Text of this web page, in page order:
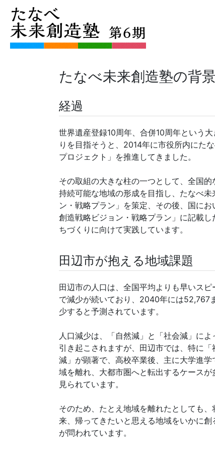
たなべ未来創造塾の背景
経過
世界遺産登録10周年、合併10周年という
りを目指そうと、2014年に市役所内にた
プロジェクト」を推進してきました。
その取組の大きな柱の一つとして、全国
持続可能な地域の形成を目指し、たなべ
ン・戦略プラン」を策定、その後、国に
創造戦略ビジョン・戦略プラン」に記載
ちづくりに向けて実践しています。
田辺市が抱える地域課題
田辺市の人口は、全国平均よりも早いスピ
で減少が続いており、2040年には52,767
少すると予測されています。
人口減少は、「自然減」と「社会減」によ
引き起こされますが、田辺市では、特に「
減」が顕著で、高校卒業後、主に大学進学
域を離れ、大都市圏へと転出するケースが
見られています。
そのため、たとえ地域を離れたとしても、
来、帰ってきたいと思える地域をいかに創
が問われています。